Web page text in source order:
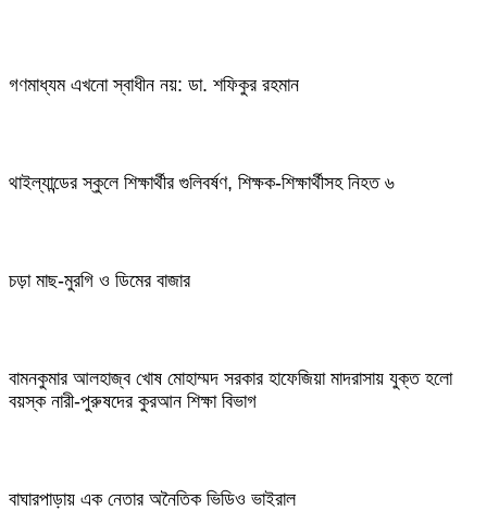
গণমাধ্যম এখনো স্বাধীন নয়: ডা. শফিকুর রহমান
থাইল্যান্ডের স্কুলে শিক্ষার্থীর গুলিবর্ষণ, শিক্ষক-শিক্ষার্থীসহ নিহত ৬
চড়া মাছ-মুরগি ও ডিমের বাজার
বামনকুমার আলহাজ্ব খোষ মোহাম্মদ সরকার হাফেজিয়া মাদরাসায় যুক্ত হলো
বয়স্ক নারী-পুরুষদের কুরআন শিক্ষা বিভাগ
বাঘারপাড়ায় এক নেতার অনৈতিক ভিডিও ভাইরাল